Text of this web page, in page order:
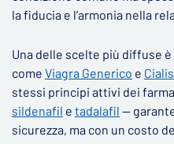
la fiducia e l’armonia nella
Una delle scelte più diffuse
come Viagra Generico e
stessi principi attivi dei
sildenafil e tadalafil —
sicurezza, ma con un costo